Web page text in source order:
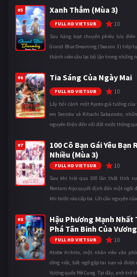
#5 Xanh Thẳm (Mùa 3)
FULL HD VIETSUB 10
Sau hàng loạt chuyến phiêu lưu
Grand Blue Dreaming (Season 3) tiếp
thành viên câu lạc bộ lặn trong những
#6 Tia Sáng Của Ngày Mai
FULL HD VIETSUB 10
Lấy bối cảnh một Kyoto giả tưởng
em Seiroku và Kihachi Sakamoto,
nguyên Điện đến với đất nước thông
#7
100 Cô Bạn Gái Yêu Bạn
Nhiều (Mùa 3)
FULL HD VIETSUB 10
Sau khi trải qua 100 lần thất tình
Rentaro Aijo quyết định đến một ngôi
khi bước vào cấp ba. Lời cầu nguyện
#8
Hậu Phương Mạnh Nhất
Phá Tân Binh Của
FULL HD VIETSUB 10
Atobe Arihito, một nhân viên văn
công việc, bất ngờ gặp tai nạn và
Vương quốc Mê Cung. Tại đây, anh trở